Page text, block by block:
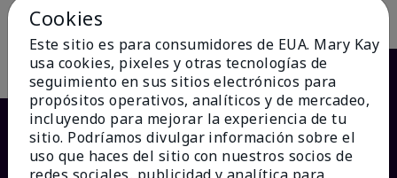
Descripción
Cookies
Este sitio es para consumidores de EUA. Mary Kay
usa cookies, pixeles y otras tecnologías de
seguimiento en sus sitios electrónicos para
propósitos operativos, analíticos y de mercadeo,
incluyendo para mejorar la experiencia de tu
sitio. Podríamos divulgar información sobre el
uso que haces del sitio con nuestros socios de
redes sociales, publicidad y analítica para